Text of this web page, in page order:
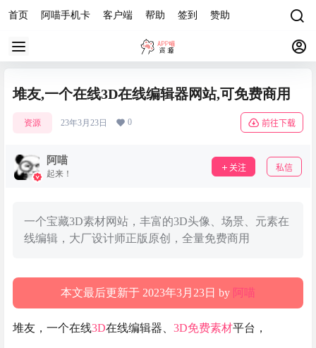
首页 阿喵手机卡 客户端 帮助 签到 赞助
堆友,一个在线3D在线编辑器网站,可免费商用
资源 23年3月23日 0 前往下载
阿喵
起来！
关注 私信
一个宝藏3D素材网站，丰富的3D头像、场景、元素在
线编辑，大厂设计师正版原创，全量免费商用
本文最后更新于 2023年3月23日 by 阿喵
堆友，一个在线3D在线编辑器、 3D免费素材平台，